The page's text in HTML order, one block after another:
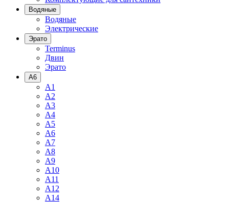
Водяные
Водяные
Электрические
Эрато
Terminus
Двин
Эрато
A6
A1
A2
A3
A4
A5
A6
A7
A8
A9
A10
A11
A12
A14